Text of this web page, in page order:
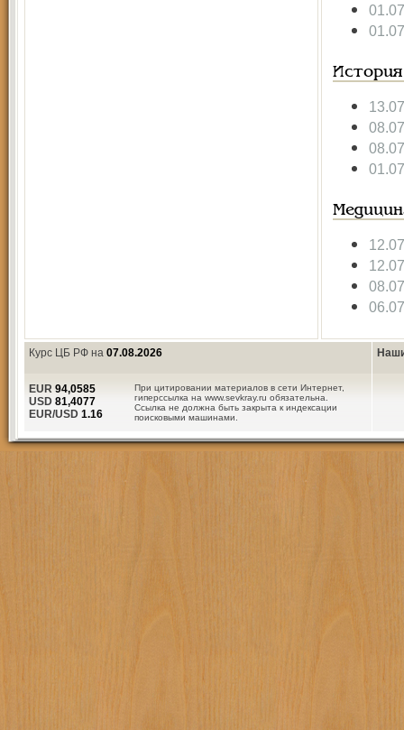
История
Курс ЦБ РФ на 07.08.2026
При цитировании материалов в сети Интернет,
гиперссылка на www.sevkray.ru обязательна.
Ссылка не должна быть закрыта к индексации
поисковыми машинами.
EUR 94,0585
USD 81,4077
EUR/USD 1.16